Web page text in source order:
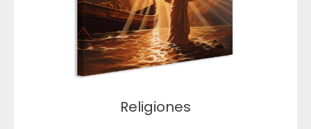
Religiones